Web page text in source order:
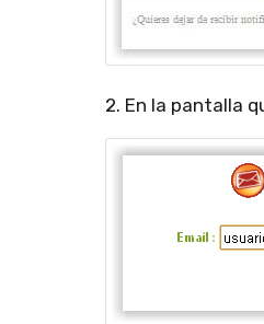
2. En la pantalla